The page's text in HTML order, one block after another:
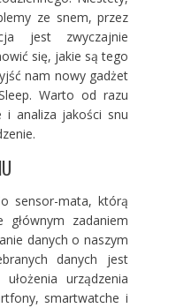
ze snem, przez
jest zwyczajnie
się, jakie są tego
nam nowy gadżet
Warto od razu
i analiza jakości snu
sensor-mata, którą
głównym zadaniem
danych o naszym
danych jest
urządzenia
smartwatche i